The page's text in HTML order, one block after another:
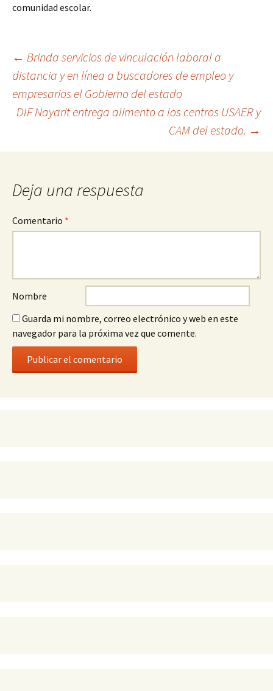
comunidad escolar.
← Brinda servicios de vinculación laboral a
distancia y en línea a buscadores de empleo y
empresarios el Gobierno del estado
DIF Nayarit entrega alimento a los centros USAER y
CAM del estado. →
Deja una respuesta
Comentario *
Nombre
Guarda mi nombre, correo electrónico y web en este
navegador para la próxima vez que comente.